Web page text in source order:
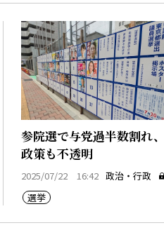
参院選で与党過半数割れ
政策も不透明
2025/07/22 16:42 政治・行政
選挙